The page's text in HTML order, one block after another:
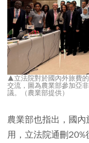
▲立法院對於國內外旅費
交流，圖為農業部參加亞
議。（農業部提供）
農業部也指出，國
用，立法院通刪